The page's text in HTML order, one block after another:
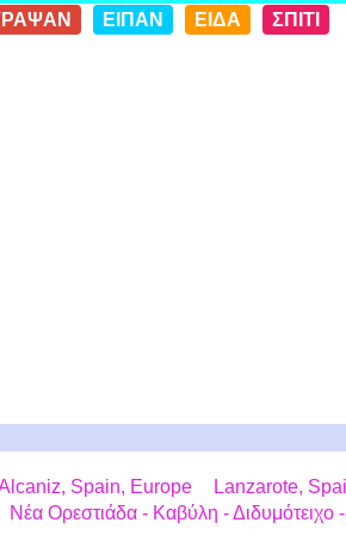
ΕΙΠΑΝ ΕΙΔΑ ΣΠΙΤΙ
Spain, Europe
Lanzarote,
Νέα Ορεστιάδα - Καβύλη - Διδυμότειχο